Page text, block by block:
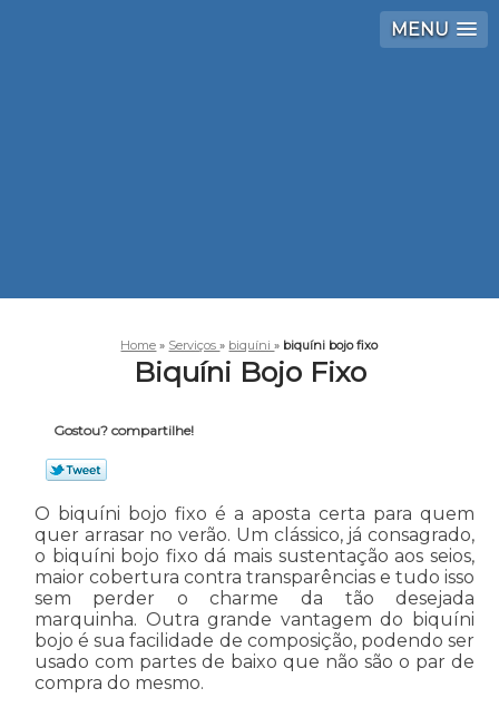
MENU
Home » Serviços» biquíni» biquíni bojo fixo
Biquíni Bojo Fixo
Gostou? compartilhe!
O biquíni bojo fixo é a aposta certa para quem
quer arrasar no verão. Um clássico, já consagrado,
o biquíni bojo fixo dá mais sustentação aos seios,
maior cobertura contra transparências e tudo isso
sem perder o charme da tão desejada
marquinha. Outra grande vantagem do biquíni
bojo é sua facilidade de composição, podendo ser
usado com partes de baixo que não são o par de
compra do mesmo.